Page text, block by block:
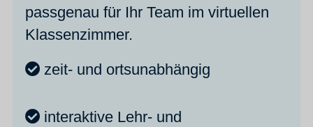
passgenau für Ihr Team im virtuellen
Klassenzimmer.
zeit- und ortsunabhängig
interaktive Lehr- und